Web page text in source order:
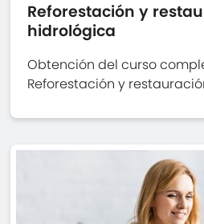
Reforestación y
hidrológica
Obtención del curso
Reforestación y